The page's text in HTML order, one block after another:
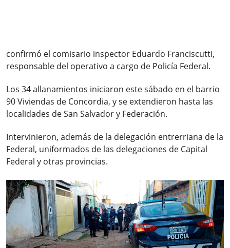
confirmó el comisario inspector Eduardo Franciscutti,
responsable del operativo a cargo de Policía Federal.
Los 34 allanamientos iniciaron este sábado en el barrio
90 Viviendas de Concordia, y se extendieron hasta las
localidades de San Salvador y Federación.
Intervinieron, además de la delegación entrerriana de la
Federal, uniformados de las delegaciones de Capital
Federal y otras provincias.